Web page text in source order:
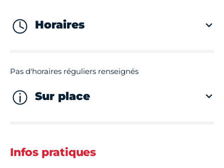
Horaires
Pas d'horaires réguliers renseignés
Sur place
Infos pratiques